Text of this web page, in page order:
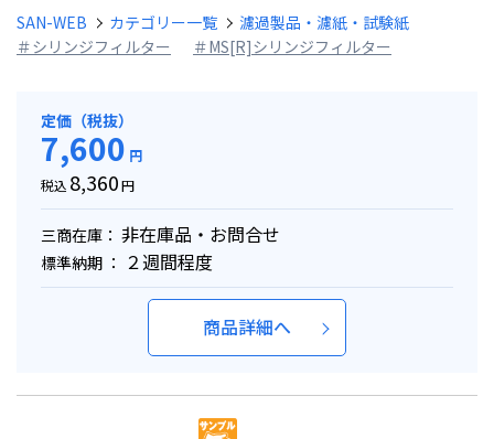
SAN-WEB カテゴリー一覧
濾過製品・濾紙・試験紙
＃シリンジフィルター
＃MS[R]シリンジフィルター
定価（税抜）
7,600 円
税込 8,360円
三商在庫： 非在庫品・お問合せ
標準納期 ： ２週間程度
商品詳細へ